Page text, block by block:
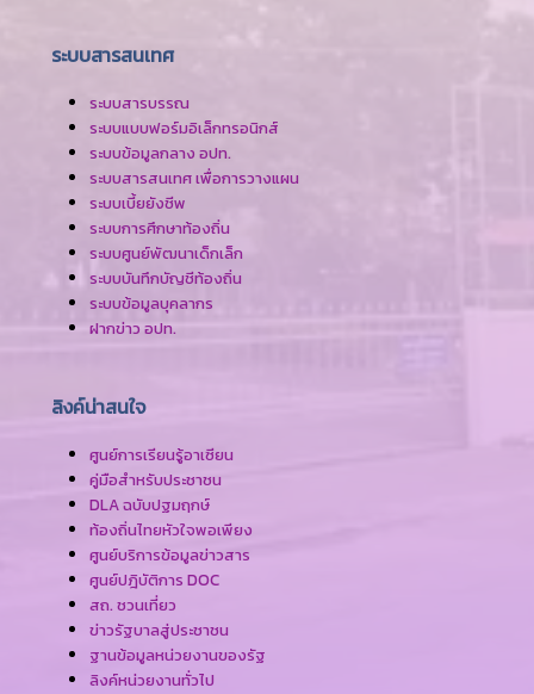
ระบบสารสนเทศ
ระบบสารบรรณ
ระบบแบบฟอร์มอิเล็กทรอนิกส์
ระบบข้อมูลกลาง อปท.
ระบบสารสนเทศ เพื่อการวางแผน
ระบบเบี้ยยังชีพ
ระบบการศึกษาท้องถิ่น
ระบบศูนย์พัฒนาเด็กเล็ก
ระบบบันทึกบัญชีท้องถิ่น
ระบบข้อมูลบุคลากร
ฝากข่าว อปท.
ลิงค์น่าสนใจ
ศูนย์การเรียนรู้อาเซียน
คู่มือสำหรับประชาชน
DLA ฉบับปฐมฤกษ์
ท้องถิ่นไทยหัวใจพอเพียง
ศูนย์บริการข้อมูลข่าวสาร
ศูนย์ปฎิบัติการ DOC
สถ. ชวนเที่ยว
ข่าวรัฐบาลสู่ประชาชน
ฐานข้อมูลหน่วยงานของรัฐ
ลิงค์หน่วยงานทั่วไป